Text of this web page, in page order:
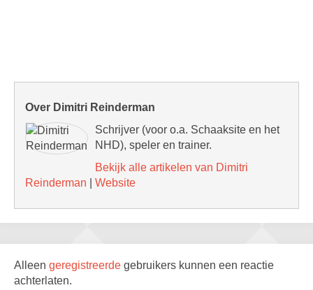
Over Dimitri Reinderman
Schrijver (voor o.a. Schaaksite en het
NHD), speler en trainer.
Bekijk alle artikelen van Dimitri
Reinderman
Website
Alleen geregistreerde gebruikers kunnen een reactie
achterlaten.